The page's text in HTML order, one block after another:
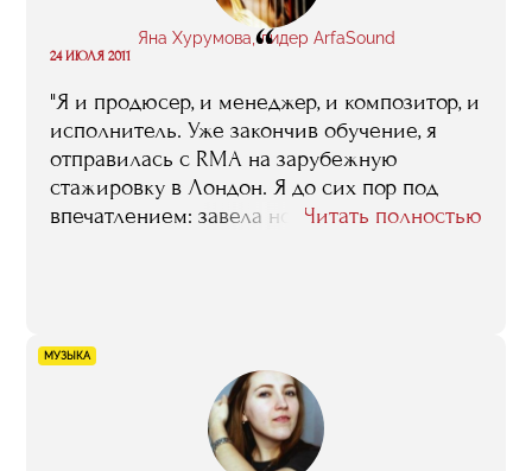
Яна Хурумова, лидер ArfaSound
“
24 ИЮЛЯ 2011
"Я и продюсер, и менеджер, и композитор, и
исполнитель. Уже закончив обучение, я
отправилась с RMA на зарубежную
стажировку в Лондон. Я до сих пор под
впечатлением: завела новые контакты,
добилась всего благодаря себе, людям
вокруг и полученным в RMA знаниям".
Читать полностью
МУЗЫКА